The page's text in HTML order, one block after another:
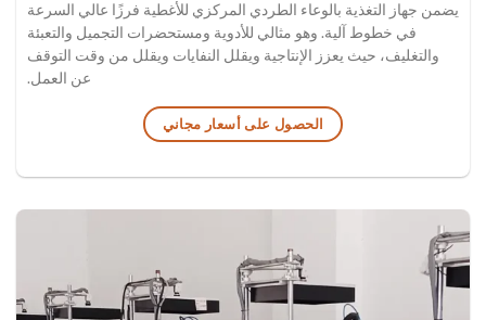
يضمن جهاز التغذية بالوعاء الطردي المركزي للأغطية فرزًا عالي السرعة
في خطوط آلية. وهو مثالي للأدوية ومستحضرات التجميل والتعبئة
والتغليف، حيث يعزز الإنتاجية ويقلل النفايات ويقلل من وقت التوقف
عن العمل.
الحصول على أسعار مجاني